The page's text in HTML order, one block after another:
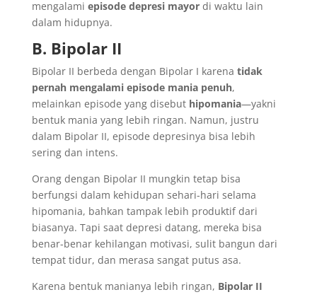
mengalami episode depresi mayordi waktu lain
dalam hidupnya.
B. Bipolar II
Bipolar II berbeda dengan Bipolar I karena tidak
pernah mengalami episode mania penuh,
melainkan episode yang disebut hipomania—yakni
bentuk mania yang lebih ringan. Namun, justru
dalam Bipolar II, episode depresinya bisa lebih
sering dan intens.
Orang dengan Bipolar II mungkin tetap bisa
berfungsi dalam kehidupan sehari-hari selama
hipomania, bahkan tampak lebih produktif dari
biasanya. Tapi saat depresi datang, mereka bisa
benar-benar kehilangan motivasi, sulit bangun dari
tempat tidur, dan merasa sangat putus asa.
Karena bentuk manianya lebih ringan, Bipolar II